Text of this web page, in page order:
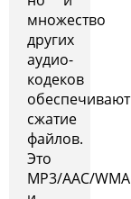
множество
других
аудио-
кодеков
обеспечивают
сжатие
файлов.
Это
MP3/AAC/WMA